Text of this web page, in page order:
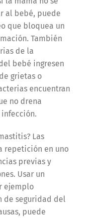
al bebé, puede
que bloquea un
También
de la
bebé ingresen
grietas o
encuentran
no drena
Las
repetición en uno
previas y
Usar un
ejemplo
de seguridad del
puede